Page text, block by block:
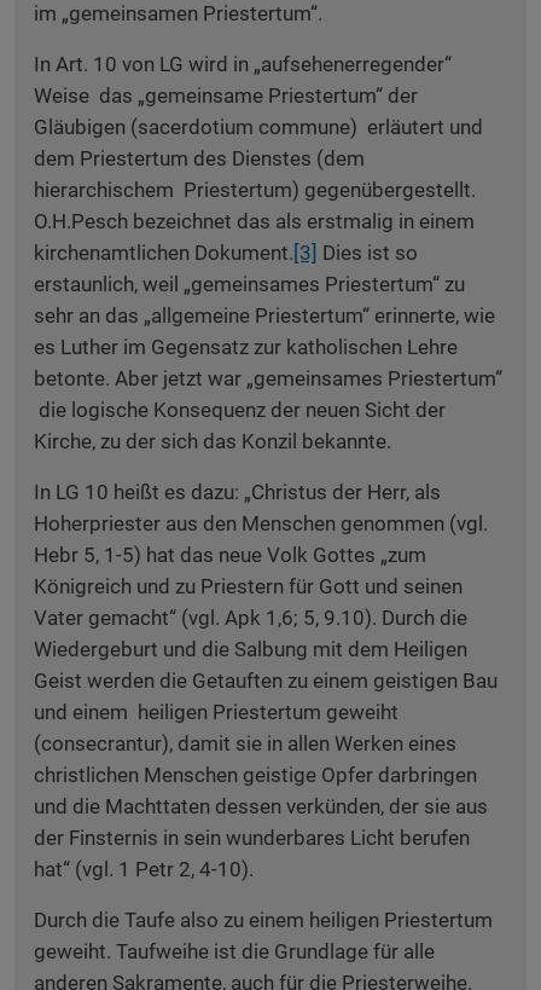
im „gemeinsamen Priestertum“.
In Art. 10 von LG wird in „aufsehenerregender“
Weise das „gemeinsame Priestertum“ der
Gläubigen (sacerdotium commune) erläutert und
dem Priestertum des Dienstes (dem
hierarchischem Priestertum) gegenübergestellt.
O.H.Pesch bezeichnet das als erstmalig in einem
kirchenamtlichen Dokument. [3] Dies ist so
erstaunlich, weil „gemeinsames Priestertum“ zu
sehr an das „allgemeine Priestertum“ erinnerte, wie
es Luther im Gegensatz zur katholischen Lehre
betonte. Aber jetzt war „gemeinsames Priestertum“
die logische Konsequenz der neuen Sicht der
Kirche, zu der sich das Konzil bekannte.
In LG 10 heißt es dazu: „Christus der Herr, als
Hoherpriester aus den Menschen genommen (vgl.
Hebr 5, 1-5) hat das neue Volk Gottes „zum
Königreich und zu Priestern für Gott und seinen
Vater gemacht“ (vgl. Apk 1,6; 5, 9.10). Durch die
Wiedergeburt und die Salbung mit dem Heiligen
Geist werden die Getauften zu einem geistigen Bau
und einem heiligen Priestertum geweiht
(consecrantur), damit sie in allen Werken eines
christlichen Menschen geistige Opfer darbringen
und die Machttaten dessen verkünden, der sie aus
der Finsternis in sein wunderbares Licht berufen
hat“ (vgl. 1 Petr 2, 4-10).
Durch die Taufe also zu einem heiligen Priestertum
geweiht. Taufweihe ist die Grundlage für alle
anderen Sakramente, auch für die Priesterweihe.